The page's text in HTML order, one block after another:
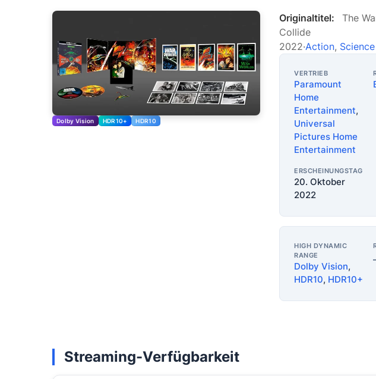
Dolby Vision HDR10+ HDR10
Originaltitel:
The
Collide
2022·Action,
VERTRIEB
Paramount
Home
Entertainment,
Universal
Pictures Home
Entertainment
ERSCHEINUNGSTAG
20. Oktober
2022
HIGH DYNAMIC
RANGE
Dolby Vision,
HDR10, HDR10+
Streaming-Verfügbarkeit